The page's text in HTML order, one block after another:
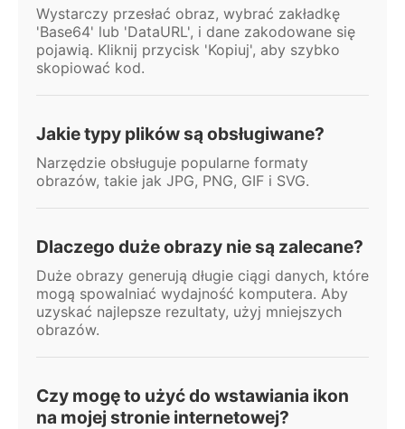
Wystarczy przesłać obraz, wybrać zakładkę
'Base64' lub 'DataURL', i dane zakodowane się
pojawią. Kliknij przycisk 'Kopiuj', aby szybko
skopiować kod.
Jakie typy plików są obsługiwane?
Narzędzie obsługuje popularne formaty
obrazów, takie jak JPG, PNG, GIF i SVG.
Dlaczego duże obrazy nie są zalecane?
Duże obrazy generują długie ciągi danych, które
mogą spowalniać wydajność komputera. Aby
uzyskać najlepsze rezultaty, użyj mniejszych
obrazów.
Czy mogę to użyć do wstawiania ikon
na mojej stronie internetowej?